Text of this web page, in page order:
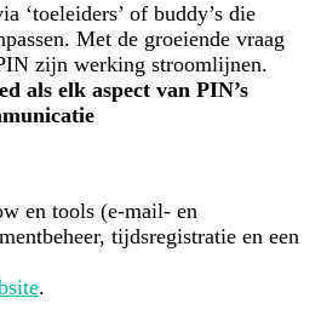
‘toeleiders’ of buddy’s die
Met de groeiende vraag
zijn werking stroomlijnen.
als elk aspect van PIN’s
en tools (e-mail- en
tijdsregistratie en een
.